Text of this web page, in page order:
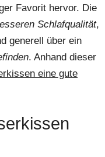
Favorit hervor. Die
Schlafqualität,
generell über ein
. Anhand dieser
eine gute